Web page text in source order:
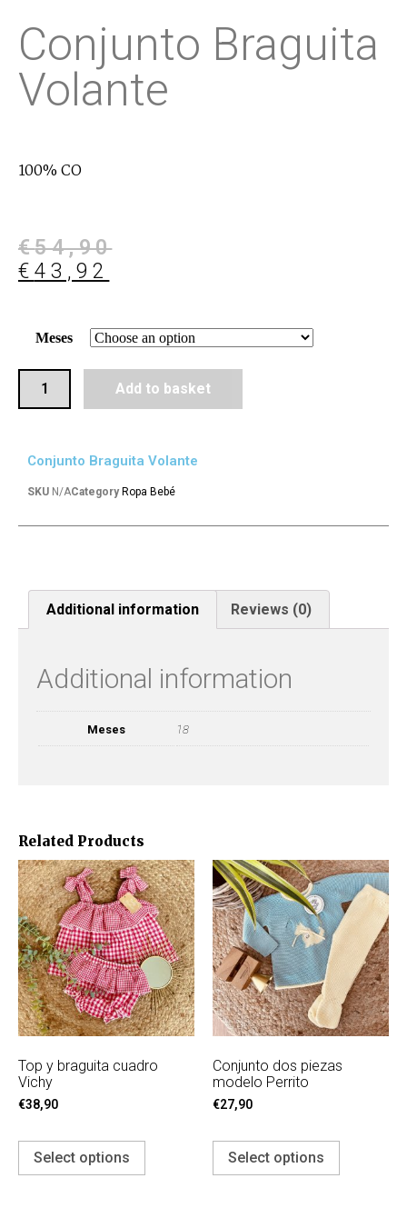
Conjunto Braguita
Volante
100% CO
€54,90
€ 43,92
Meses
Add to basket
Related Products
Top y braguita cuadro
Vichy
€38,90
Select options
Conjunto dos piezas
modelo Perrito
€27,90
Select options
Conjunto Braguita Volante
SKU N/ACategory Ropa Bebé
Additional information Reviews (0)
Additional information
Meses 18